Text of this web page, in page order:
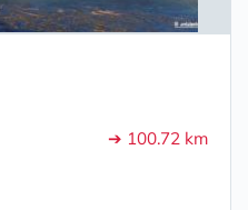
➔ 100.72 km